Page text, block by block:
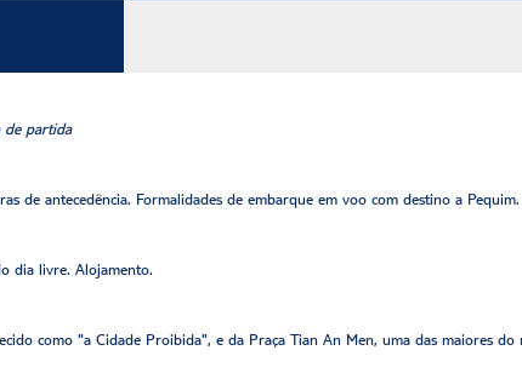
de partida
de antecedência. Formalidades de embarque em voo com destino a
dia livre. Alojamento.
como "a Cidade Proibida", e da Praça Tian An Men, uma das maiores do